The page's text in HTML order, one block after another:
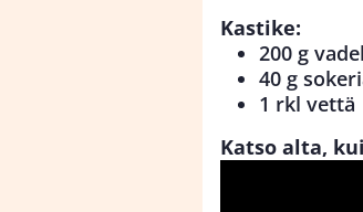
Kastike:
200 g
40 g
1 rkl vettä
Katso alta,